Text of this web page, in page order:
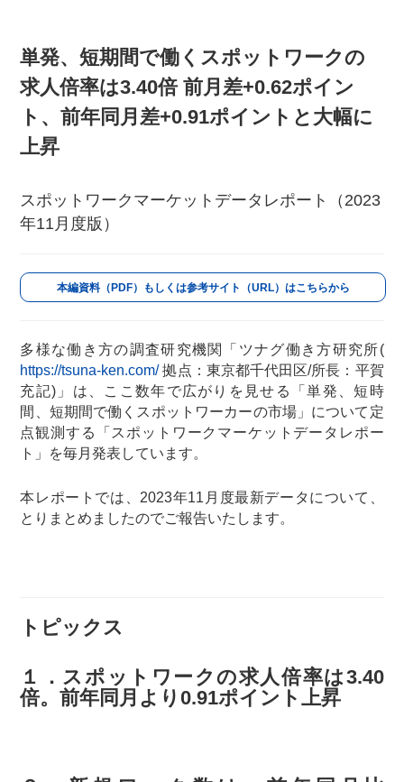
単発、短期間で働くスポットワークの
求人倍率は3.40倍 前月差+0.62ポイン
ト、前年同月差+0.91ポイントと大幅に
上昇
スポットワークマーケットデータレポート（2023
年11月度版）
本編資料（PDF）もしくは参考サイト（URL）はこちらから
多様な働き方の調査研究機関「ツナグ働き方研究所(
https://tsuna-ken.com/拠点：東京都千代田区/所長：平賀
充記)」は、ここ数年で広がりを見せる「単発、短時
間、短期間で働くスポットワーカーの市場」について定
点観測する「スポットワークマーケットデータレポー
ト」を毎月発表しています。
本レポートでは、2023年11月度最新データについて、
とりまとめましたのでご報告いたします。
トピックス
１．スポットワークの求人倍率は3.40
倍。前年同月より0.91ポイント上昇